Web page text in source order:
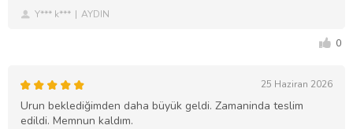
Y*** k*** AYDIN
0
25 Haziran 2026
Urun beklediğimden daha büyük geldi. Zamaninda teslim
edildi. Memnun kaldım.